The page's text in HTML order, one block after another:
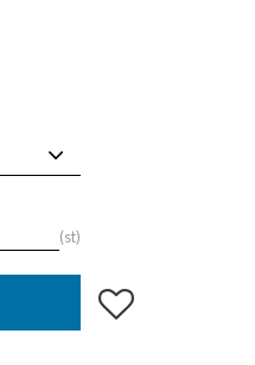
st
Lägg till i favoriter